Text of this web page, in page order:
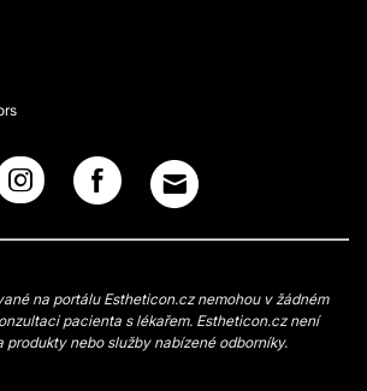
na portálu Estheticon.cz nemohou v žádném
pacienta s lékařem. Estheticon.cz není
produkty nebo služby nabízené odborníky.